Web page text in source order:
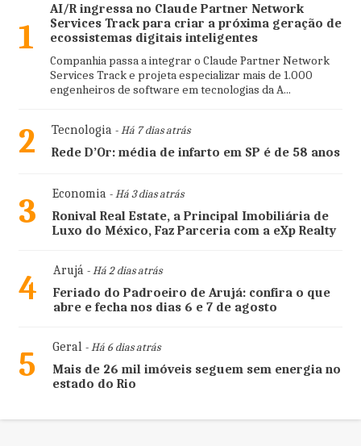
1
AI/R ingressa no Claude Partner Network
Services Track para criar a próxima geração de
ecossistemas digitais inteligentes
Companhia passa a integrar o Claude Partner Network
Services Track e projeta especializar mais de 1.000
engenheiros de software em tecnologias da A...
2 Tecnologia- Há 7 dias atrás
Rede D’Or: média de infarto em SP é de 58 anos
3 Economia- Há 3 dias atrás
Ronival Real Estate, a Principal Imobiliária de
Luxo do México, Faz Parceria com a eXp Realty
4 Arujá- Há 2 dias atrás
Feriado do Padroeiro de Arujá: confira o que
abre e fecha nos dias 6 e 7 de agosto
5 Geral- Há 6 dias atrás
Mais de 26 mil imóveis seguem sem energia no
estado do Rio